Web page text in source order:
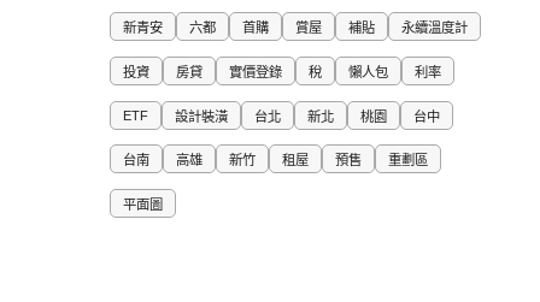
新青安 六都 首購 賞屋 補貼 永續溫度計
投資 房貸 實價登錄 稅 懶人包 利率
ETF 設計裝潢 台北 新北 桃園 台中
台南 高雄 新竹 租屋 預售 重劃區
平面圖